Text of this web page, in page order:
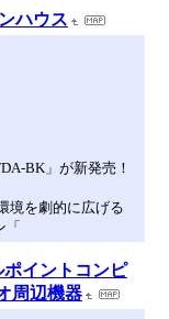
ハウス
BK」が新発売！
境を劇的に広げる
「
ポイントコンピ
周辺機器